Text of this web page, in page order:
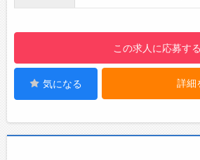
次期リーダー、ディレク
をしていただきます。
【職場の雰囲気・社風】
有休消化率89%
フレックスタイム制（コ
この求人に応募する
気になる 詳細